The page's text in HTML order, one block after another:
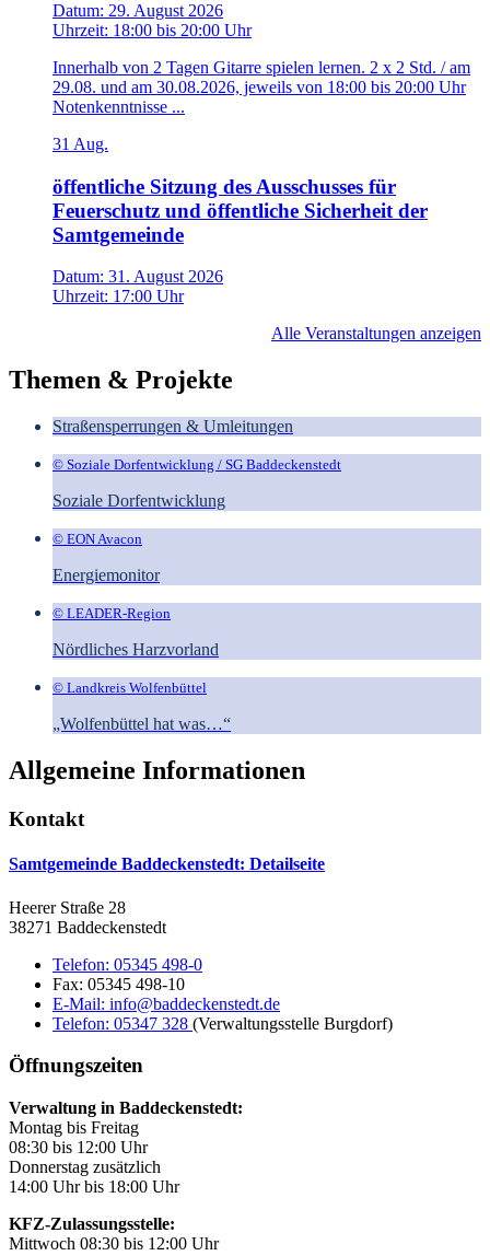
Datum: 29. August 2026
Uhrzeit: 18:00 bis 20:00 Uhr
Innerhalb von 2 Tagen Gitarre spielen lernen. 2 x 2 Std. / am
29.08. und am 30.08.2026, jeweils von 18:00 bis 20:00 Uhr
Notenkenntnisse ...
31 Aug.
öffentliche Sitzung des Ausschusses für
Feuerschutz und öffentliche Sicherheit der
Samtgemeinde
Datum: 31. August 2026
Uhrzeit: 17:00 Uhr
Alle Veranstaltungen anzeigen
Themen & Projekte
Straßensperrungen & Umleitungen
© Soziale Dorfentwicklung / SG Baddeckenstedt
Soziale Dorfentwicklung
© EON Avacon
Energiemonitor
© LEADER-Region
Nördliches Harzvorland
© Landkreis Wolfenbüttel
„Wolfenbüttel hat was…“
Allgemeine Informationen
Kontakt
Samtgemeinde Baddeckenstedt: Detailseite
Heerer Straße 28
38271 Baddeckenstedt
Telefon: 05345 498-0
Fax: 05345 498-10
E-Mail: info@baddeckenstedt.de
Telefon: 05347 328 (Verwaltungsstelle Burgdorf)
Öffnungszeiten
Verwaltung in Baddeckenstedt:
Montag bis Freitag
08:30 bis 12:00 Uhr
Donnerstag zusätzlich
14:00 Uhr bis 18:00 Uhr
KFZ-Zulassungsstelle:
Mittwoch 08:30 bis 12:00 Uhr